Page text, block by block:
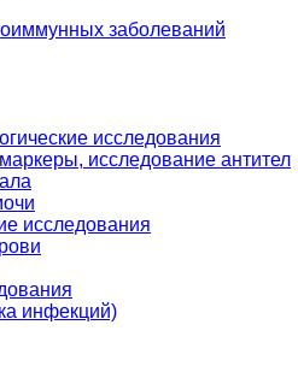
заболеваний
исследования
исследование антител
исследования
инфекций)